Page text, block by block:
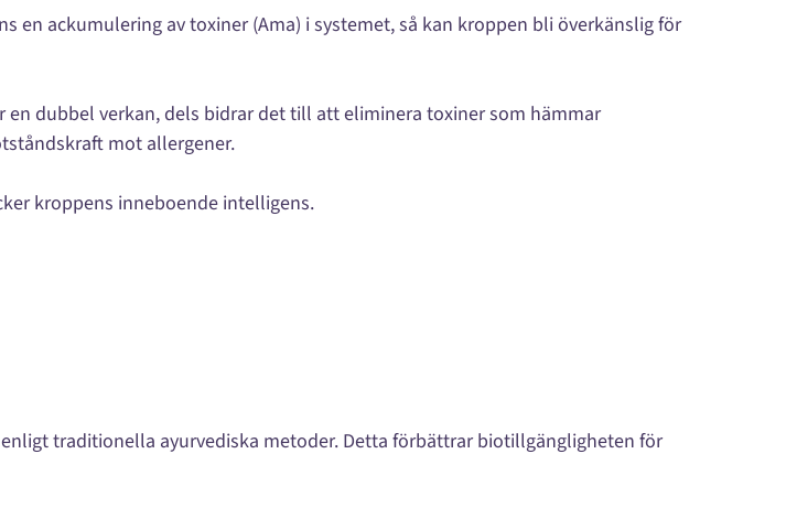
en ackumulering av toxiner (Ama) i systemet, så kan kroppen bli överkänslig för
dubbel verkan, dels bidrar det till att eliminera toxiner som hämmar
mot allergener.
kroppens inneboende intelligens.
traditionella ayurvediska metoder. Detta förbättrar biotillgängligheten för